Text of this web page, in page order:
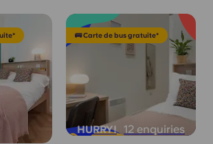
🚌 Carte de bus gratuite*
HURRY! 12 enquiries